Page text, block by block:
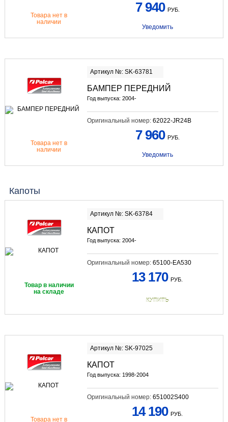
Товара нет в
наличии
7 940 РУБ.
Уведомить
Артикул №: SK-63781
БАМПЕР ПЕРЕДНИЙ
Год выпуска: 2004-
Оригинальный номер: 62022-JR24B
Товара нет в
наличии
7 960 РУБ.
Уведомить
Капоты
Артикул №: SK-63784
КАПОТ
Год выпуска: 2004-
Оригинальный номер: 65100-EA530
Товар в наличии
на складе
13 170 РУБ.
КУПИТЬ
Артикул №: SK-97025
КАПОТ
Год выпуска: 1998-2004
Оригинальный номер: 651002S400
Товара нет в
14 190 РУБ.